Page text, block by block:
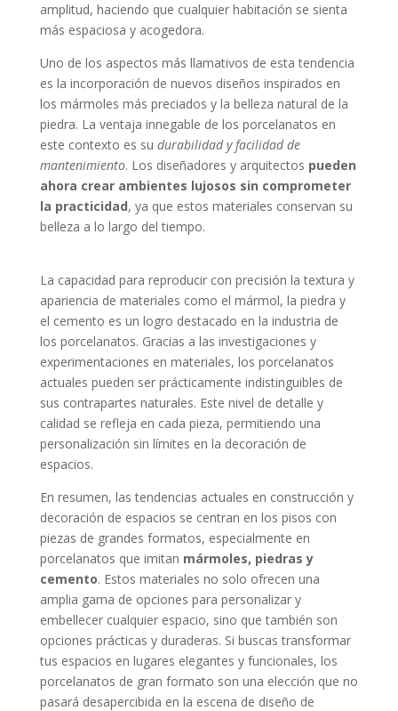
amplitud, haciendo que cualquier habitación se sienta
más espaciosa y acogedora.
Uno de los aspectos más llamativos de esta tendencia
es la incorporación de nuevos diseños inspirados en
los mármoles más preciados y la belleza natural de la
piedra. La ventaja innegable de los porcelanatos en
este contexto es su durabilidad y facilidad de
mantenimiento. Los diseñadores y arquitectos pueden
ahora crear ambientes lujosos sin comprometer
la practicidad, ya que estos materiales conservan su
belleza a lo largo del tiempo.
La capacidad para reproducir con precisión la textura y
apariencia de materiales como el mármol, la piedra y
el cemento es un logro destacado en la industria de
los porcelanatos. Gracias a las investigaciones y
experimentaciones en materiales, los porcelanatos
actuales pueden ser prácticamente indistinguibles de
sus contrapartes naturales. Este nivel de detalle y
calidad se refleja en cada pieza, permitiendo una
personalización sin límites en la decoración de
espacios.
En resumen, las tendencias actuales en construcción y
decoración de espacios se centran en los pisos con
piezas de grandes formatos, especialmente en
porcelanatos que imitan mármoles, piedras y
cemento. Estos materiales no solo ofrecen una
amplia gama de opciones para personalizar y
embellecer cualquier espacio, sino que también son
opciones prácticas y duraderas. Si buscas transformar
tus espacios en lugares elegantes y funcionales, los
porcelanatos de gran formato son una elección que no
pasará desapercibida en la escena de diseño de